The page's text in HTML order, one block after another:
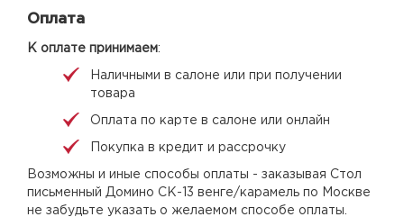
Оплата
К оплате принимаем:
Наличными в салоне или при получении
товара
Оплата по карте в салоне или онлайн
Покупка в кредит и рассрочку
Возможны и иные способы оплаты - заказывая Стол
письменный Домино СК-13 венге/карамель по Москве
не забудьте указать о желаемом способе оплаты.